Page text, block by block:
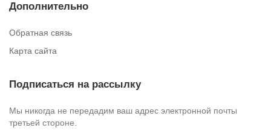
Дополнительно
Обратная связь
Карта сайта
Подписаться на рассылку
Мы никогда не передадим ваш адрес электронной почты
третьей стороне.